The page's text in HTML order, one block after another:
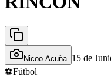
Nicoo Acuña 15 de
⚽Fútbol